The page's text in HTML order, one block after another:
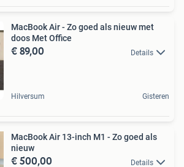
MacBook Air - Zo goed als nieuw met
doos Met Office
€ 89,00 Details
Hilversum Gisteren
MacBook Air 13-inch M1 - Zo goed als
nieuw
€ 500,00 Details